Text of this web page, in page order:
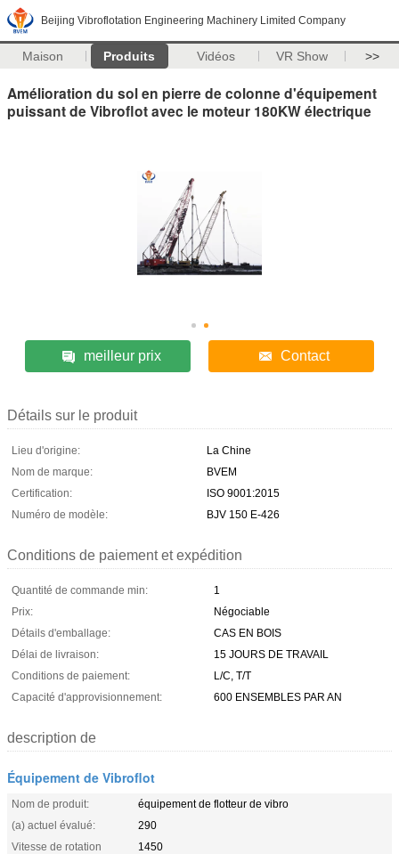
Beijing Vibroflotation Engineering Machinery Limited Company
Maison Produits Vidéos VR Show >>
Amélioration du sol en pierre de colonne d'équipement
puissant de Vibroflot avec le moteur 180KW électrique
meilleur prix Contact
Détails sur le produit
Lieu d'origine:
La Chine
Nom de marque:
BVEM
Certification:
ISO 9001:2015
Numéro de modèle:
BJV 150 E-426
Conditions de paiement et expédition
Quantité de commande min:
1
Prix:
Négociable
Détails d'emballage:
CAS EN BOIS
Délai de livraison:
15 JOURS DE TRAVAIL
Conditions de paiement:
L/C, T/T
Capacité d'approvisionnement:
600 ENSEMBLES PAR AN
description de
Équipement de Vibroflot
Nom de produit:
équipement de flotteur de vibro
(a) actuel évalué:
290
Vitesse de rotation
1450